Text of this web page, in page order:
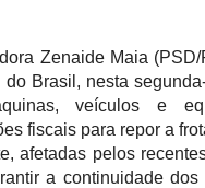
Zenaide Maia
do Brasil, nesta
veículos e
fiscais para repor a
afetadas pelos
a continuidade